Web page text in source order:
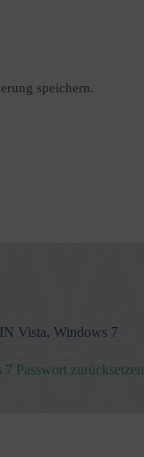
speichern.
Vista, Windows 7
Passwort zurücksetzen